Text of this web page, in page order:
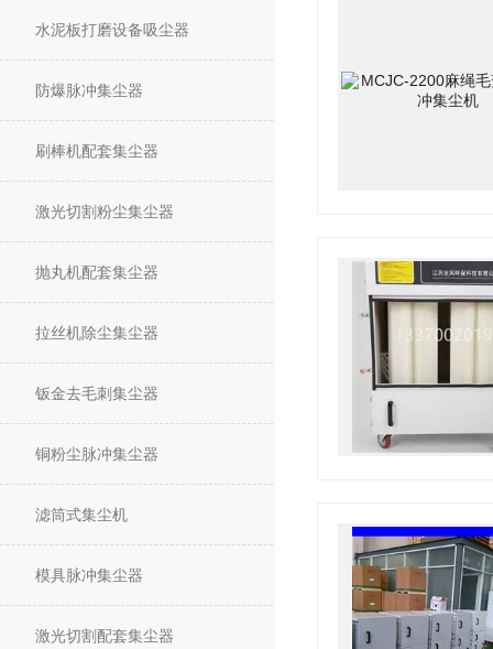
水泥板打磨设备吸尘器
防爆脉冲集尘器
刷棒机配套集尘器
激光切割粉尘集尘器
抛丸机配套集尘器
拉丝机除尘集尘器
钣金去毛刺集尘器
铜粉尘脉冲集尘器
滤筒式集尘机
模具脉冲集尘器
激光切割配套集尘器